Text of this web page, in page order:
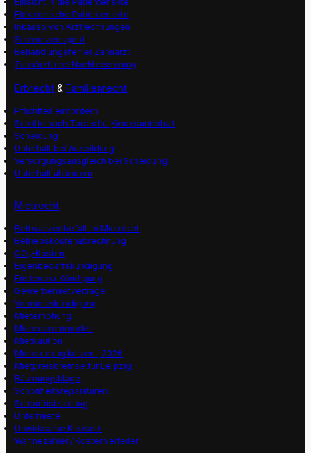
Elektronische Patientenakte
Inkasso von Arztrechnungen
Schmerzensgeld
Behandlungsfehler Zahnarzt
Zahnärztliche Nachbesserung
Erbrecht &Familienrecht
Pflichtteil einfordern
Schritte nach Todesfall Kindesunterhalt
Scheidung
Unterhalt bei Ausbildung
Versorgungsausgleich bei Scheidung
Unterhalt abändern
Mietrecht
Bettwanzenbefall im Mietrecht
Betriebskostenabrechnung
CO₂-Kosten
Eigenbedarfskündigung
Fristen zur Kündigung
Gewerbemietverträge
Vermieterkündigung
Mieterhöhung
Mieterstrommodell
Mietkaution
Miete richtig kürzen | 2026
Mietpreisbremse für Leipzig
Räumungsklage
Schönheitsreparaturen
Schonfristzahlung
Untermiete
Unwirksame Klauseln
Wärmezähler / Kostenverteiler